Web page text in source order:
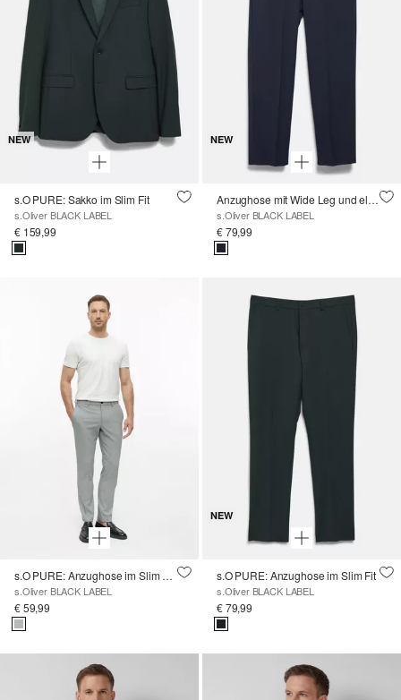
NEW
s.O PURE: Sakko im Slim Fit
s.Oliver BLACK LABEL
€ 159,99
NEW
Anzughose mit Wide Leg und elastischem Bund
s.Oliver BLACK LABEL
€ 79,99
s.O PURE: Anzughose im Slim Fit aus Strukturware
s.Oliver BLACK LABEL
€ 59,99
NEW
s.O PURE: Anzughose im Slim Fit
s.Oliver BLACK LABEL
€ 79,99